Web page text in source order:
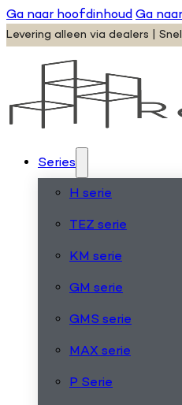
Ga naar hoofdinhoudGa
Levering alleen via dealers |
Series
H serie
TEZ serie
KM serie
GM serie
GMS serie
MAX serie
P Serie